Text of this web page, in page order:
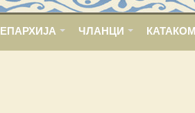
ЕПАРХИЈА ЧЛАНЦИ